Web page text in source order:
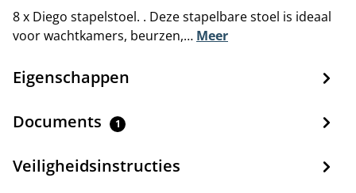
8 x Diego stapelstoel. . Deze stapelbare stoel is ideaal
voor wachtkamers, beurzen,… Meer
Eigenschappen
Documents 1
Veiligheidsinstructies